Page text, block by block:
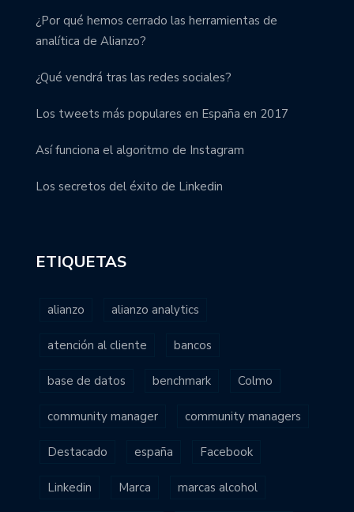
¿Por qué hemos cerrado las herramientas de
analítica de Alianzo?
¿Qué vendrá tras las redes sociales?
Los tweets más populares en España en 2017
Así funciona el algoritmo de Instagram
Los secretos del éxito de Linkedin
ETIQUETAS
alianzo alianzo analytics
atención al cliente bancos
base de datos benchmark Colmo
community manager community managers
Destacado españa Facebook
Linkedin Marca marcas alcohol